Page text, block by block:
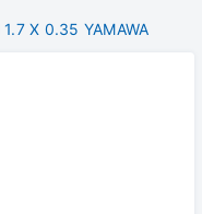
X 0.35 YAMAWA